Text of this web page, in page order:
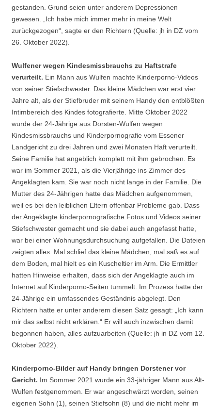
gestanden. Grund seien unter anderem Depressionen
gewesen. „Ich habe mich immer mehr in meine Welt
zurückgezogen“, sagte er den Richtern (Quelle: jh in DZ vom
26. Oktober 2022).
Wulfener wegen Kindesmissbrauchs zu Haftstrafe
verurteilt. Ein Mann aus Wulfen machte Kinderporno-Videos
von seiner Stiefschwester. Das kleine Mädchen war erst vier
Jahre alt, als der Stiefbruder mit seinem Handy den entblößten
Intimbereich des Kindes fotografierte. Mitte Oktober 2022
wurde der 24-Jährige aus Dorsten-Wulfen wegen
Kindesmissbrauchs und Kinderpornografie vom Essener
Landgericht zu drei Jahren und zwei Monaten Haft verurteilt.
Seine Familie hat angeblich komplett mit ihm gebrochen. Es
war im Sommer 2021, als die Vierjährige ins Zimmer des
Angeklagten kam. Sie war noch nicht lange in der Familie. Die
Mutter des 24-Jährigen hatte das Mädchen aufgenommen,
weil es bei den leiblichen Eltern offenbar Probleme gab. Dass
der Angeklagte kinderpornografische Fotos und Videos seiner
Stiefschwester gemacht und sie dabei auch angefasst hatte,
war bei einer Wohnungsdurchsuchung aufgefallen. Die Dateien
zeigten alles. Mal schlief das kleine Mädchen, mal saß es auf
dem Boden, mal hielt es ein Kuscheltier im Arm. Die Ermittler
hatten Hinweise erhalten, dass sich der Angeklagte auch im
Internet auf Kinderporno-Seiten tummelt. Im Prozess hatte der
24-Jährige ein umfassendes Geständnis abgelegt. Den
Richtern hatte er unter anderem diesen Satz gesagt: „Ich kann
mir das selbst nicht erklären.“ Er will auch inzwischen damit
begonnen haben, alles aufzuarbeiten (Quelle: jh in DZ vom 12.
Oktober 2022).
Kinderporno-Bilder auf Handy bringen Dorstener vor
Gericht. Im Sommer 2021 wurde ein 33-jähriger Mann aus Alt-
Wulfen festgenommen. Er war angeschwärzt worden, seinen
eigenen Sohn (1), seinen Stiefsohn (8) und die nicht mehr im